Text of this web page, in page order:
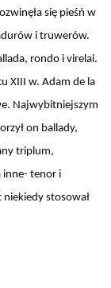
się pieśń w
i truwerów.
rondo i virelai.
XIII w. Adam de la
Najwybitniejszym
on ballady,
triplum,
inne- tenor i
stosował